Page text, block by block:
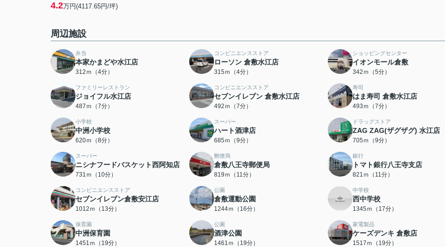
4.2万円(4117.65円/坪)
周辺施設
弁当
本家かまどや水江店
312ｍ（4分）
コンビニエンスストア
ローソン 倉敷水江店
315ｍ（4分）
ショッピングセンター
イオンモール倉敷
342ｍ（5分）
ファミリーレストラン
ジョイフル水江店
487ｍ（7分）
コンビニエンスストア
セブンイレブン 倉敷水江店
492ｍ（7分）
寿司
はま寿司 倉敷水江店
493ｍ（7分）
小学校
中洲小学校
620ｍ（8分）
スーパー
ハート酒津店
685ｍ（9分）
ドラッグストア
ZAG ZAG(ザグザグ) 水江店
705ｍ（9分）
スーパー
ニシナフードバスケット西阿知店
731ｍ（10分）
郵便局
倉敷八王寺郵便局
819ｍ（11分）
銀行
トマト銀行八王寺支店
821ｍ（11分）
コンビニエンスストア
セブンイレブン倉敷安江店
1012ｍ（13分）
公園
倉敷運動公園
1244ｍ（16分）
中学校
西中学校
1345ｍ（17分）
保育園
中洲保育園
1451ｍ（19分）
公園
酒津公園
1461ｍ（19分）
家電製品
ケーズデンキ 倉敷店
1517ｍ（19分）